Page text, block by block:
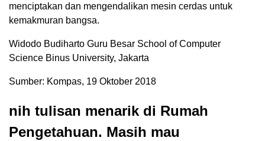
menciptakan dan mengendalikan mesin cerdas untuk
kemakmuran bangsa.
Widodo Budiharto Guru Besar School of Computer
Science Binus University, Jakarta
Sumber: Kompas, 19 Oktober 2018
nih tulisan menarik di Rumah
Pengetahuan. Masih mau